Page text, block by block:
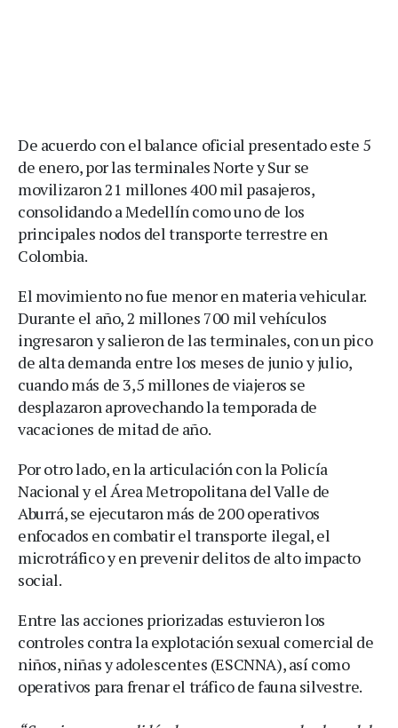
De acuerdo con el balance oficial presentado este 5
de enero, por las terminales Norte y Sur se
movilizaron 21 millones 400 mil pasajeros,
consolidando a Medellín como uno de los
principales nodos del transporte terrestre en
Colombia.
El movimiento no fue menor en materia vehicular.
Durante el año, 2 millones 700 mil vehículos
ingresaron y salieron de las terminales, con un pico
de alta demanda entre los meses de junio y julio,
cuando más de 3,5 millones de viajeros se
desplazaron aprovechando la temporada de
vacaciones de mitad de año.
Por otro lado, en la articulación con la Policía
Nacional y el Área Metropolitana del Valle de
Aburrá, se ejecutaron más de 200 operativos
enfocados en combatir el transporte ilegal, el
microtráfico y en prevenir delitos de alto impacto
social.
Entre las acciones priorizadas estuvieron los
controles contra la explotación sexual comercial de
niños, niñas y adolescentes (ESCNNA), así como
operativos para frenar el tráfico de fauna silvestre.